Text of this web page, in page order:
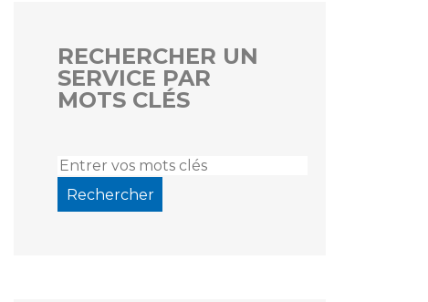
RECHERCHER UN
SERVICE PAR
MOTS CLÉS